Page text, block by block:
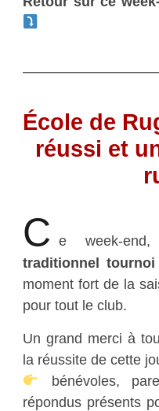
École de
réussi et
C e week-
traditionnel
moment fort de la
pour tout le club.
Un grand merci à
la réussite de cette
bénévoles,
répondus présents